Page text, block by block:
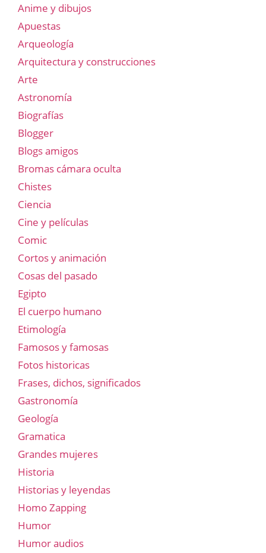
Anime y dibujos
Apuestas
Arqueología
Arquitectura y construcciones
Arte
Astronomía
Biografías
Blogger
Blogs amigos
Bromas cámara oculta
Chistes
Ciencia
Cine y películas
Comic
Cortos y animación
Cosas del pasado
Egipto
El cuerpo humano
Etimología
Famosos y famosas
Fotos historicas
Frases, dichos, significados
Gastronomía
Geología
Gramatica
Grandes mujeres
Historia
Historias y leyendas
Homo Zapping
Humor
Humor audios